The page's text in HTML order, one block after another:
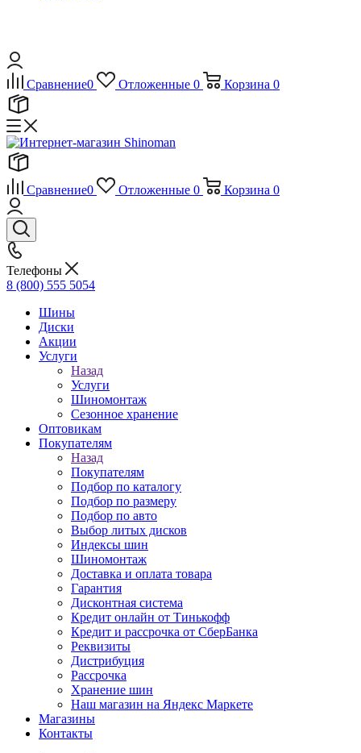
Сравнение0 Отложенные 0 Корзина 0
Сравнение0 Отложенные 0 Корзина 0
Телефоны
8 (800) 555 5054
Шины
Диски
Акции
Услуги
Назад
Услуги
Шиномонтаж
Сезонное хранение
Оптовикам
Покупателям
Назад
Покупателям
Подбор по каталогу
Подбор по размеру
Подбор по авто
Выбор литых дисков
Индексы шин
Шиномонтаж
Доставка и оплата товара
Гарантия
Дисконтная система
Кредит онлайн от Тинькофф
Кредит и рассрочка от СберБанка
Реквизиты
Дистрибуция
Рассрочка
Хранение шин
Наш магазин на Яндекс Маркете
Магазины
Контакты